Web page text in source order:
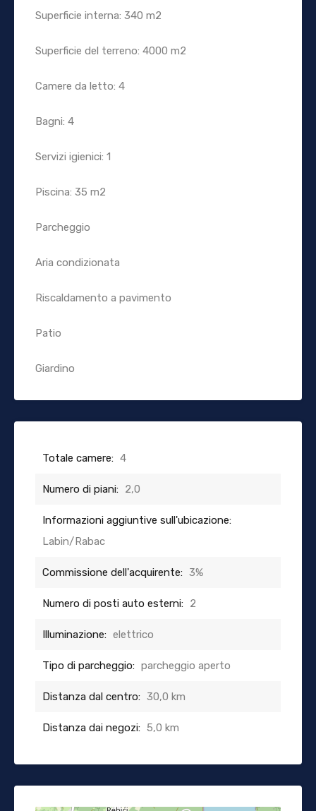
Superficie interna: 340 m2
Superficie del terreno: 4000 m2
Camere da letto: 4
Bagni: 4
Servizi igienici: 1
Piscina: 35 m2
Parcheggio
Aria condizionata
Riscaldamento a pavimento
Patio
Giardino
Totale camere: 4
Numero di piani: 2,0
Informazioni aggiuntive sull'ubicazione:
Labin/Rabac
Commissione dell'acquirente: 3%
Numero di posti auto esterni: 2
Illuminazione: elettrico
Tipo di parcheggio: parcheggio aperto
Distanza dal centro: 30,0 km
Distanza dai negozi: 5,0 km